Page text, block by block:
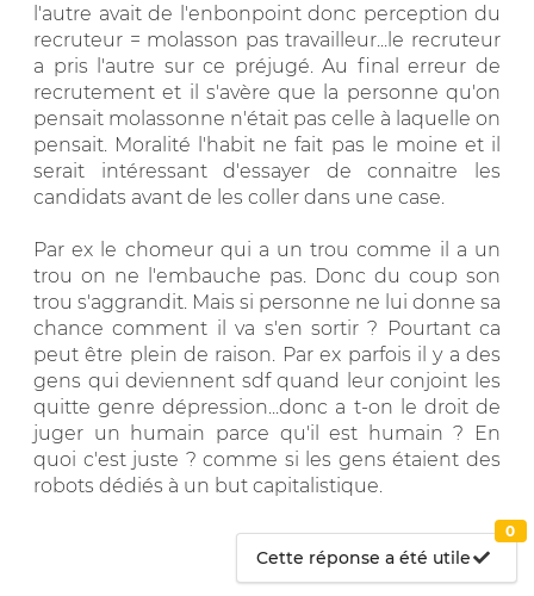
l'autre avait de l'enbonpoint donc perception du
recruteur = molasson pas travailleur...le recruteur
a pris l'autre sur ce préjugé. Au final erreur de
recrutement et il s'avère que la personne qu'on
pensait molassonne n'était pas celle à laquelle on
pensait. Moralité l'habit ne fait pas le moine et il
serait intéressant d'essayer de connaitre les
candidats avant de les coller dans une case.
Par ex le chomeur qui a un trou comme il a un
trou on ne l'embauche pas. Donc du coup son
trou s'aggrandit. Mais si personne ne lui donne sa
chance comment il va s'en sortir ? Pourtant ca
peut être plein de raison. Par ex parfois il y a des
gens qui deviennent sdf quand leur conjoint les
quitte genre dépression...donc a t-on le droit de
juger un humain parce qu'il est humain ? En
quoi c'est juste ? comme si les gens étaient des
robots dédiés à un but capitalistique.
Cette réponse a été utile
0